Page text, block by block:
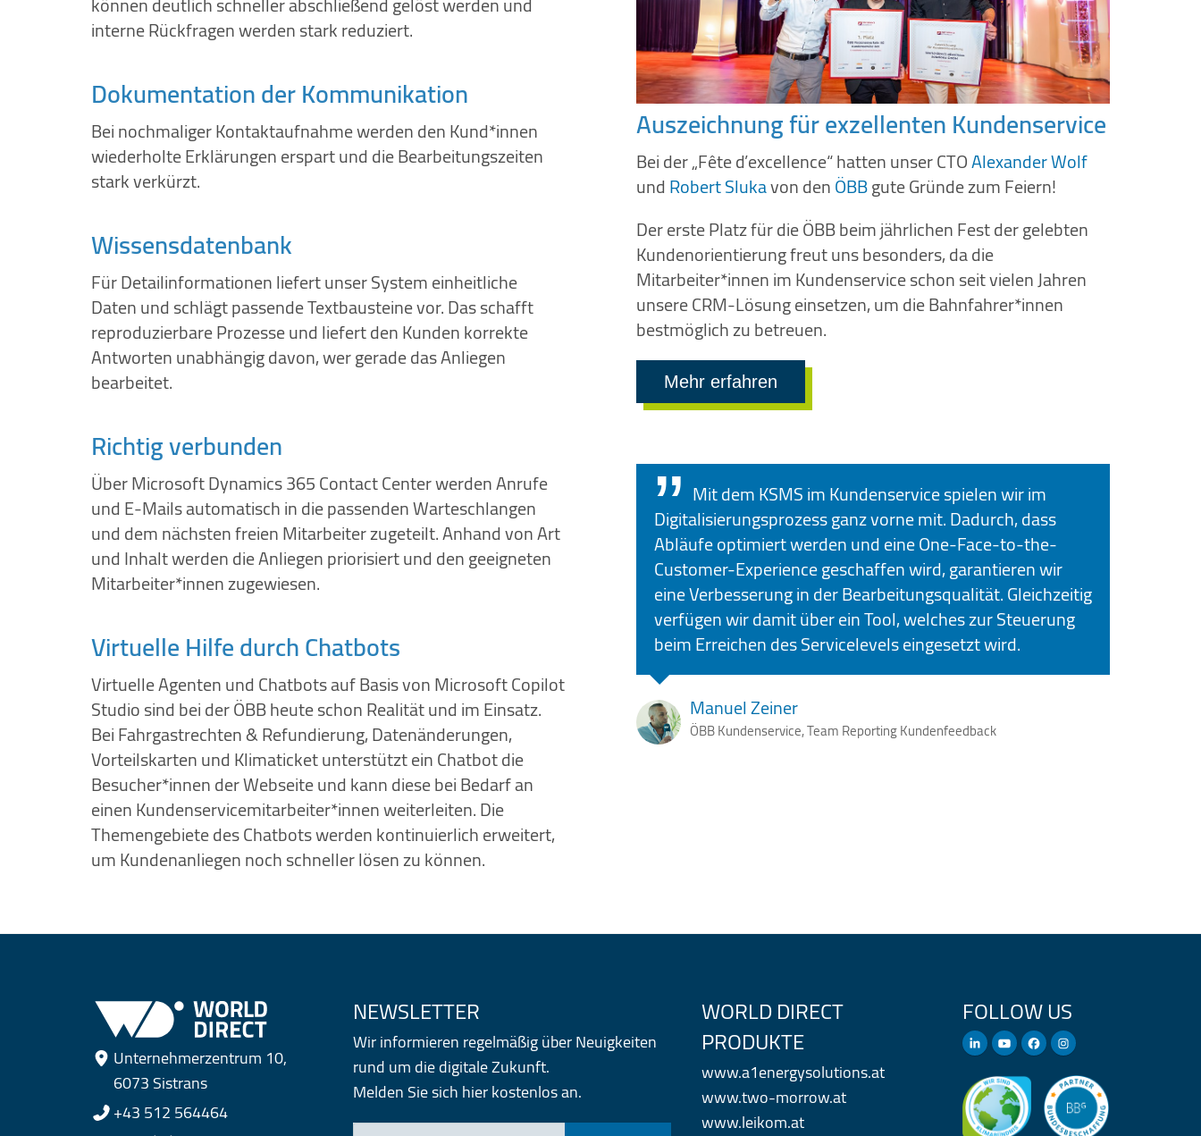
interne Rückfragen werden stark reduziert.
Dokumentation der Kommunikation
Bei nochmaliger Kontaktaufnahme werden den Kund*innen
wiederholte Erklärungen erspart und die Bearbeitungszeiten
stark verkürzt.
Wissensdatenbank
Für Detailinformationen liefert unser System einheitliche
Daten und schlägt passende Textbausteine vor. Das schafft
reproduzierbare Prozesse und liefert den Kunden korrekte
Antworten unabhängig davon, wer gerade das Anliegen
bearbeitet.
Richtig verbunden
Über Microsoft Dynamics 365 Contact Center werden Anrufe
und E-Mails automatisch in die passenden Warteschlangen
und dem nächsten freien Mitarbeiter zugeteilt. Anhand von Art
und Inhalt werden die Anliegen priorisiert und den geeigneten
Mitarbeiter*innen zugewiesen.
Virtuelle Hilfe durch Chatbots
Virtuelle Agenten und Chatbots auf Basis von Microsoft Copilot
Studio sind bei der ÖBB heute schon Realität und im Einsatz.
Bei Fahrgastrechten & Refundierung, Datenänderungen,
Vorteilskarten und Klimaticket unterstützt ein Chatbot die
Besucher*innen der Webseite und kann diese bei Bedarf an
einen Kundenservicemitarbeiter*innen weiterleiten. Die
Themengebiete des Chatbots werden kontinuierlich erweitert,
um Kundenanliegen noch schneller lösen zu können.
Auszeichnung für exzellenten Kundenservice
Bei der „Fête d’excellence“ hatten unser CTOAlexander Wolf
undRobert Slukavon denÖBBgute Gründe zum Feiern!
Der erste Platz für die ÖBB beim jährlichen Fest der gelebten
Kundenorientierung freut uns besonders, da die
Mitarbeiter*innen im Kundenservice schon seit vielen Jahren
unsere CRM-Lösung einsetzen, um die Bahnfahrer*innen
bestmöglich zu betreuen.
Mehr erfahren
Mit dem KSMS im Kundenservice spielen wir im
Digitalisierungsprozess ganz vorne mit. Dadurch, dass
Abläufe optimiert werden und eine One-Face-to-the-
Customer-Experience geschaffen wird, garantieren wir
eine Verbesserung in der Bearbeitungsqualität. Gleichzeitig
verfügen wir damit über ein Tool, welches zur Steuerung
beim Erreichen des Servicelevels eingesetzt wird.
Manuel Zeiner
ÖBB Kundenservice, Team Reporting Kundenfeedback
Unternehmerzentrum 10,
6073 Sistrans
+43 512 564464
NEWSLETTER
Wir informieren regelmäßig über Neuigkeiten
rund um die digitale Zukunft.
Melden Sie sich hier kostenlos an.
WORLD DIRECT
PRODUKTE
www.a1energysolutions.at
www.two-morrow.at
www.leikom.at
FOLLOW US